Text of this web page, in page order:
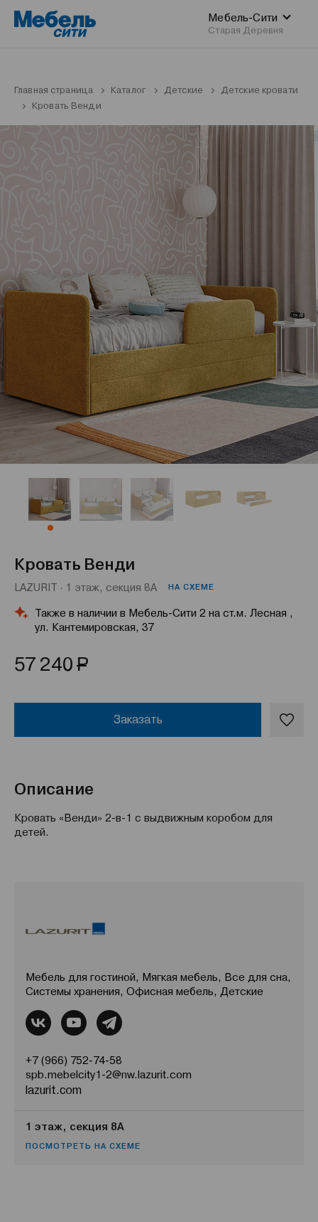
Мебель-Сити
Старая Деревня
Главная страница Каталог Детские
Детские кровати
Кровать Венди
Кровать Венди
LAZURIT · 1 этаж, секция 8А НА СХЕМЕ
Также в наличии в Мебель-Сити 2 на ст.м. Лесная ,
ул. Кантемировская, 37
57 240 Р
Заказать
Описание
Кровать «Венди» 2-в-1 с выдвижным коробом для
детей.
Мебель для гостиной, Мягкая мебель, Все для сна,
Системы хранения, Офисная мебель, Детские
+7 (966) 752-74-58
spb.mebelcity1-2@nw.lazurit.com
lazurit.com
1 этаж, секция 8А
ПОСМОТРЕТЬ НА СХЕМЕ